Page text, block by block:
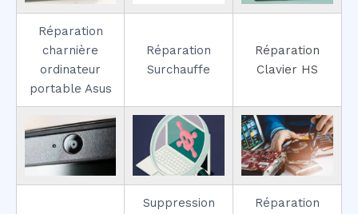
Réparation
charnière
ordinateur
portable Asus
Réparation
Surchauffe
Réparation
Clavier HS
Suppression
Réparation